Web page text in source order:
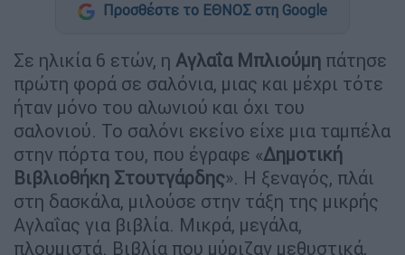
Προσθέστε το ΕΘΝΟΣ στη Google
Σε ηλικία 6 ετών, η Αγλαΐα Μπλιούμη πάτησε
πρώτη φορά σε σαλόνια, μιας και μέχρι τότε
ήταν μόνο του αλωνιού και όχι του
σαλονιού. Το σαλόνι εκείνο είχε μια ταμπέλα
στην πόρτα του, που έγραφε «Δημοτική
Βιβλιοθήκη Στουτγάρδης». Η ξεναγός, πλάι
στη δασκάλα, μιλούσε στην τάξη της μικρής
Αγλαΐας για βιβλία. Μικρά, μεγάλα,
πλουμιστά. Βιβλία που μύριζαν μεθυστικά,